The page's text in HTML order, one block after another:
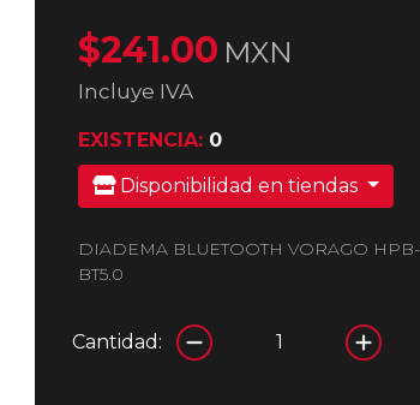
$241.00 MXN
Incluye IVA
EXISTENCIA: 0
Disponibilidad en tiendas
DIADEMA BLUETOOTH VORAGO
BT5.0
Cantidad: